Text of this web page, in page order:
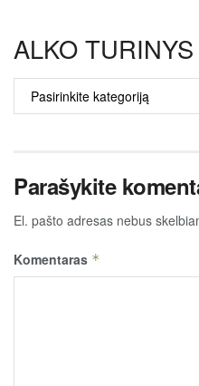
ALKO TURINYS
ALKO
TURINYS
Parašykite
El. pašto adresas nebus
Komentaras *